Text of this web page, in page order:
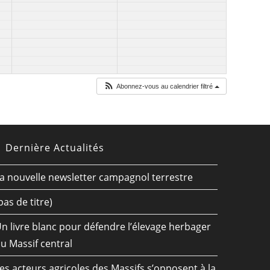
Abonnez-vous au calendrier filtré
Dernière Actualités
nouvelle newsletter campagnol terrestre
de titre)
livre blanc pour défendre l’élevage herbager
Massif central